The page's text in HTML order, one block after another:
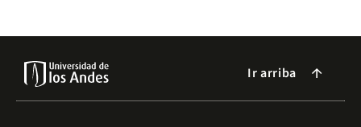
Ir arriba arrow_forward